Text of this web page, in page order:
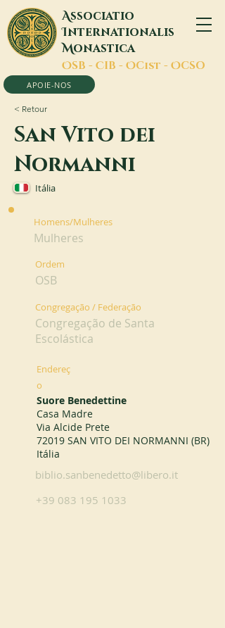
Associatio
Internationalis
Monastica
OSB - CIB - OCist - OCSO
APOIE-NOS
< Retour
San Vito dei
Normanni
Itália
Homens/Mulheres
Mulheres
Ordem
OSB
Congregação / Federação
Congregação de Santa
Escolástica
Endereç
o
Suore Benedettine
Casa Madre
Via Alcide Prete
72019 SAN VITO DEI NORMANNI (BR)
Itália
biblio.sanbenedetto@libero.it
+39 083 195 1033